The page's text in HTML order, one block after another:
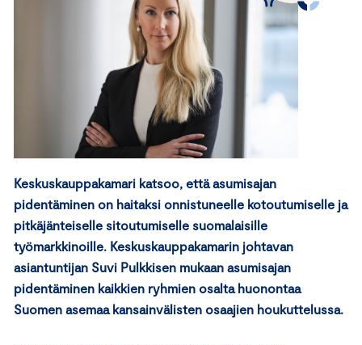
Keskuskauppakamari katsoo, että asumisajan
pidentäminen on haitaksi onnistuneelle kotoutumiselle ja
pitkäjänteiselle sitoutumiselle suomalaisille
työmarkkinoille. Keskuskauppakamarin johtavan
asiantuntijan Suvi Pulkkisen mukaan asumisajan
pidentäminen kaikkien ryhmien osalta huonontaa
Suomen asemaa kansainvälisten osaajien houkuttelussa.